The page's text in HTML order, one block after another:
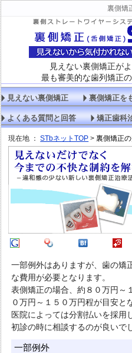
裏側矯
見えない裏側矯正が
最も審美的な歯列矯正
見えない裏側矯正 裏側矯正を
よくある質問と回答 矯正歯科
現在地 ：STbネットTOP >裏側矯正
一部例外はありますが、歯の矯
な費用が必要となります。
表側矯正の場合、約８０万円～
０万円～１５０万円程が目安と
医院によっては分割払いを採用
初診の時に相談するのが良いで
一部例外